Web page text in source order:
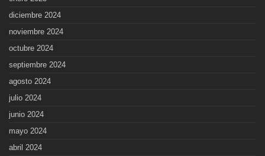
diciembre 2024
noviembre 2024
octubre 2024
septiembre 2024
agosto 2024
julio 2024
junio 2024
mayo 2024
abril 2024